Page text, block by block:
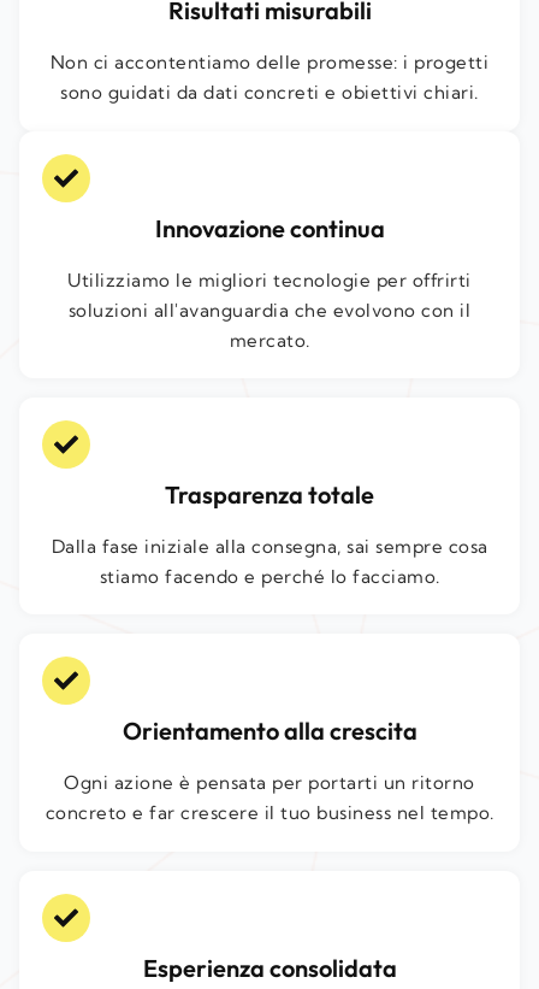
Risultati misurabili
Non ci accontentiamo delle promesse: i progetti
sono guidati da dati concreti e obiettivi chiari.
Innovazione continua
Utilizziamo le migliori tecnologie per offrirti
soluzioni all'avanguardia che evolvono con il
mercato.
Trasparenza totale
Dalla fase iniziale alla consegna, sai sempre cosa
stiamo facendo e perché lo facciamo.
Orientamento alla crescita
Ogni azione è pensata per portarti un ritorno
concreto e far crescere il tuo business nel tempo.
Esperienza consolidata